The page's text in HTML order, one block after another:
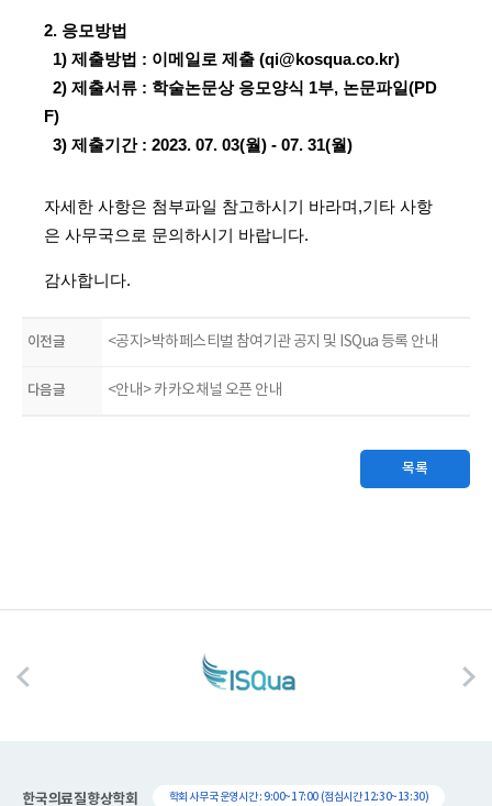
2. 응모방법
1) 제출방법 : 이메일로 제출 (qi@kosqua.co.kr)
2) 제출서류 : 학술논문상 응모양식 1부, 논문파일(PD
F)
3) 제출기간 : 2023. 07. 03(월) - 07. 31(월)
자세한 사항은 첨부파일 참고하시기 바라며,기타 사항
은 사무국으로 문의하시기 바랍니다.
감사합니다.
이전글 <공지>박하페스티벌 참여기관 공지 및 ISQua 등록 안내
다음글 <안내> 카카오채널 오픈 안내
목록
한국의료질향상학회 학회 사무국 운영시간 : 9:00~17:00 (점심시간 12:30~13:30)